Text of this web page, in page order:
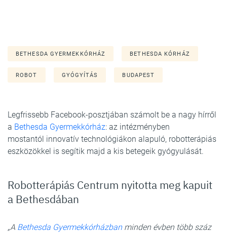
BETHESDA GYERMEKKÓRHÁZ BETHESDA KÓRHÁZ
ROBOT GYÓGYÍTÁS BUDAPEST
Legfrissebb Facebook-posztjában számolt be a nagy hírről
a Bethesda Gyermekkórház: az intézményben
mostantól innovatív technológiákon alapuló, robotterápiás
eszközökkel is segítik majd a kis betegeik gyógyulását.
Robotterápiás Centrum nyitotta meg kapuit
a Bethesdában
„A Bethesda Gyermekkórházbanminden évben több száz